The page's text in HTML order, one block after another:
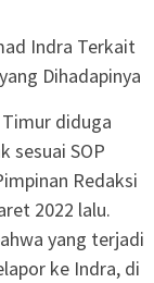
Indra Terkait
Dihadapinya
diduga
sesuai SOP
Redaksi
2022 lalu.
yang terjadi
ke Indra, di